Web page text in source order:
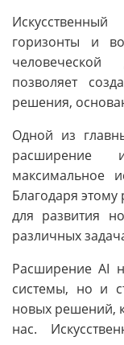
горизонты и
позволяет
решения,
Одной из
расширение
максимальное
Благодаря
для развития
различных
Расширение AI
системы, но и
новых решений,
нас.